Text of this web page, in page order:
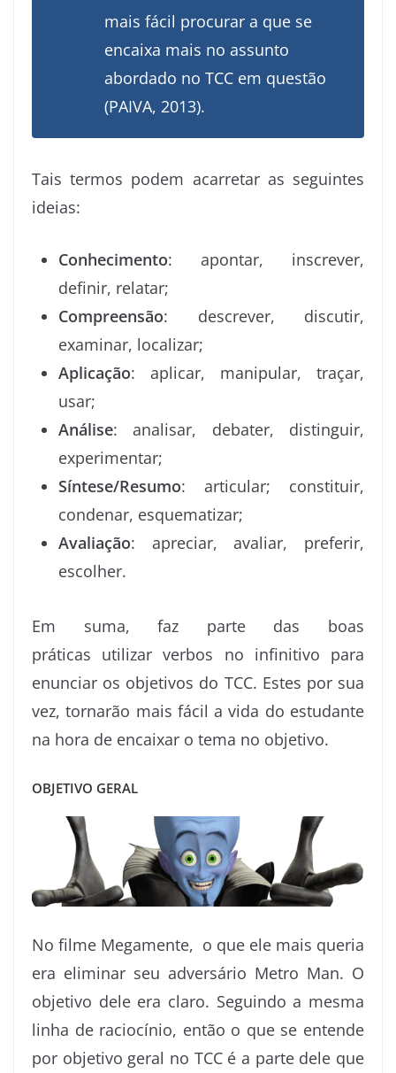
mais fácil procurar a que se
encaixa mais no assunto
abordado no TCC em questão
(PAIVA, 2013).
Tais termos podem acarretar as seguintes
ideias:
Conhecimento: apontar, inscrever,
definir, relatar;
Compreensão: descrever, discutir,
examinar, localizar;
Aplicação: aplicar, manipular, traçar,
usar;
Análise: analisar, debater, distinguir,
experimentar;
Síntese/Resumo: articular; constituir,
condenar, esquematizar;
Avaliação: apreciar, avaliar, preferir,
escolher.
Em suma, faz parte das boas
práticas utilizar verbos no infinitivo para
enunciar os objetivos do TCC. Estes por sua
vez, tornarão mais fácil a vida do estudante
na hora de encaixar o tema no objetivo.
OBJETIVO GERAL
No filme Megamente, o que ele mais queria
era eliminar seu adversário Metro Man. O
objetivo dele era claro. Seguindo a mesma
linha de raciocínio, então o que se entende
por objetivo geral no TCC é a parte dele que